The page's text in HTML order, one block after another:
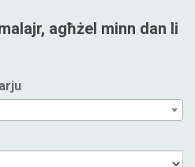
agħżel minn dan li